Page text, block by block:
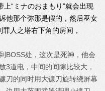
“ミナのおまもり”就会出现
他那个弥那是假的，然后巫女
人之塔右下角的房间，
BOSS处，这次是死神，他会
3道电，中间的间隙比较大，
刀的同时用大镰刀旋转绕屏幕